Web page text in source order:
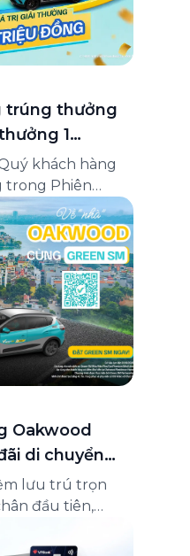
trúng thưởng
1
vui”
khách hàng
trong Phiên
Minigame “Giữ
trực tiếp trên
từ 20:00 –
livestream đã
dõi của đông […]
Oakwood
di chuyển
lưu trú trọn
đầu tiên,
cùng
triển khai chương